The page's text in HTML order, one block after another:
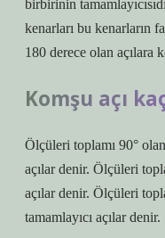
birbirinin
kenarları bu kenarların
180 derece olan açılara
Komşu açı
Ölçüleri toplamı 90°
açılar denir. Ölçüleri
açılar denir. Ölçüleri
tamamlayıcı açılar denir.